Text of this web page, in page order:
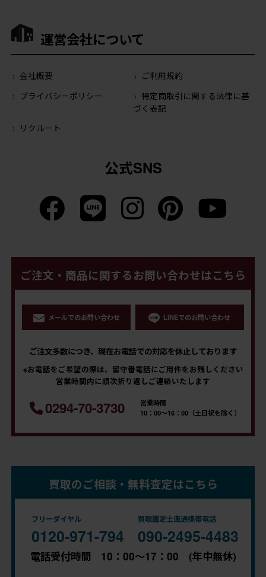
運営会社について
会社概要
ご利用規約
プライバシーポリシー
特定商取引に関する法律に基
づく表記
リクルート
公式SNS
ご注文・商品に関するお問い合わせはこちら
メールでのお問い合わせ LINEでのお問い合わせ
ご注文多数につき、現在お電話での対応を休止しております
※お電話をご希望の際は、留守番電話にご用件をお残しください
営業時間内に順次折り返しご連絡いたします
0294-70-3730
営業時間
10：00～16：00（土日祝を除く）
買取のご相談・無料査定はこちら
フリーダイヤル
0120-971-794
買取鑑定士直通携帯電話
090-2495-4483
電話受付時間 10：00～17：00 (年中無休)